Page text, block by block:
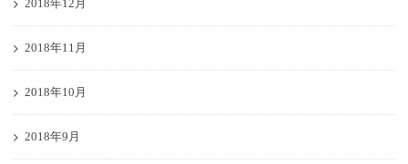
2018年12月
2018年11月
2018年10月
2018年9月